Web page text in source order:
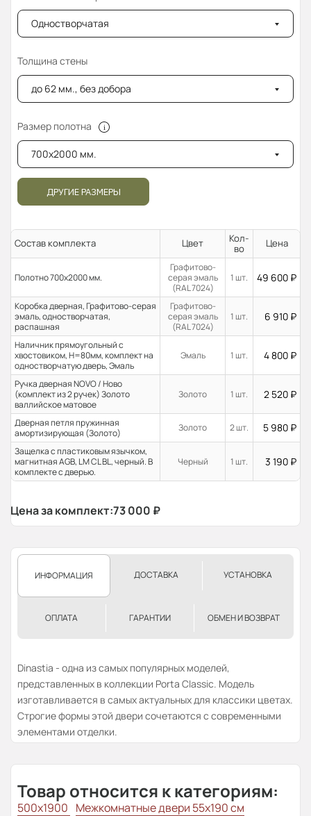
Одностворчатая
Толщина стены
до 62 мм., без добора
Размер полотна
700x2000 мм.
ДРУГИЕ РАЗМЕРЫ
Состав комплекта Цвет
Кол-
во
Цена
Полотно 700x2000 мм.
Графитово-
серая эмаль
(RAL 7024)
1 шт. 49 600 ₽
Коробка дверная, Графитово-серая
эмаль, одностворчатая,
распашная
Графитово-
серая эмаль
(RAL 7024)
1 шт. 6 910 ₽
Наличник прямоугольный с
хвостовиком, H=80мм, комплект на
одностворчатую дверь, Эмаль
Эмаль 1 шт. 4 800 ₽
Ручка дверная NOVO / Ново
(комплект из 2 ручек) Золото
валлийское матовое
Золото 1 шт. 2 520 ₽
Дверная петля пружинная
амортизирующая (Золото)
Золото 2 шт. 5 980 ₽
Защелка с пластиковым язычком,
магнитная AGB, LM CL BL, черный. В
комплекте с дверью.
Черный 1 шт. 3 190 ₽
Цена за комплект:73 000 ₽
ИНФОРМАЦИЯ ДОСТАВКА УСТАНОВКА
ОПЛАТА ГАРАНТИИ ОБМЕН И ВОЗВРАТ
Dinastia - одна из самых популярных моделей,
представленных в коллекции Porta Classic. Модель
изготавливается в самых актуальных для классики цветах.
Строгие формы этой двери сочетаются с современными
элементами отделки.
Товар относится к категориям:
500x1900 Межкомнатные двери 55х190 см